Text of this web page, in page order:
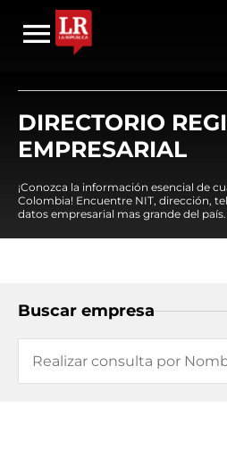
DIRECTORIO
EMPRESARIAL
¡Conozca la información esencial de
Colombia! Encuentre NIT, dirección,
datos empresarial mas grande del país.
Buscar empresa